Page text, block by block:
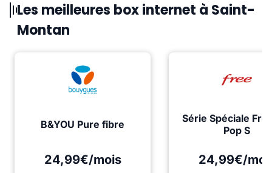
Les meilleures box internet à Saint-
Montan
B&YOU Pure fibre
24,99€/mois
Série Spéciale
Pop S
24,99€/